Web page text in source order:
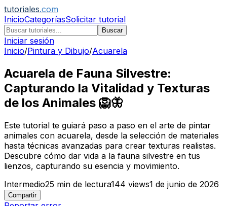
tutoriales.com
InicioCategoríasSolicitar tutorial
Buscar
Iniciar sesión
Inicio/Pintura y Dibujo/Acuarela
Acuarela de Fauna Silvestre:
Capturando la Vitalidad y Texturas
de los Animales 🦁🦋
Este tutorial te guiará paso a paso en el arte de pintar
animales con acuarela, desde la selección de materiales
hasta técnicas avanzadas para crear texturas realistas.
Descubre cómo dar vida a la fauna silvestre en tus
lienzos, capturando su esencia y movimiento.
Intermedio25 min de lectura144 views1 de junio de 2026
Compartir